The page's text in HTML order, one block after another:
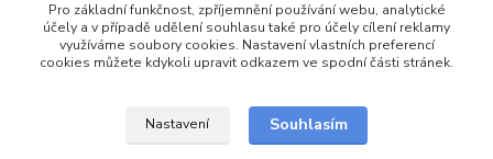
info@fashiontrend.cz
Pro základní funkčnost, zpříjemnění používání webu, analytické
účely a v případě udělení souhlasu také pro účely cílení reklamy
využíváme soubory cookies. Nastavení vlastních preferencí
cookies můžete kdykoli upravit odkazem ve spodní části stránek.
Nastavení Souhlasím